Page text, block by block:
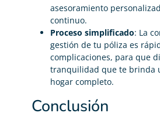
asesoramiento
continuo.
Proceso simplificado: La
gestión de tu póliza es
complicaciones, para que
tranquilidad que te brinda
hogar completo.
Conclusión